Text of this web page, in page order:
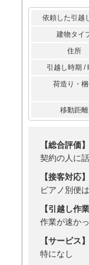
依頼した引越
建物タイ
住所
引越し時期 /
荷造り・
移動距離
【総合評価】
契約の人に
【接客対応】
ピアノ別便
【引越し作業
作業が速か
【サービス】
特になし